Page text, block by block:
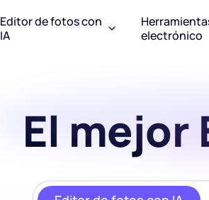
Editor de fotos con
IA
electrónico
El mejor